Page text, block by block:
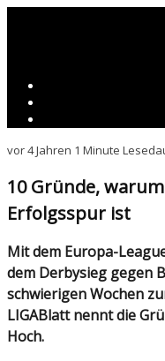
vor 4 Jahren 1 Minute
10 Gründe,
Erfolgsspur ist
Mit dem Europa-League-Remis gegen Barcelona und
dem Derbysieg gegen
schwierigen Wochen
LIGABlatt nennt die
Hoch.